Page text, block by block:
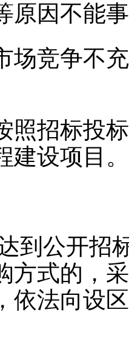
原因不能
竞争不充
招标投标
建设项目。
到公开招
方式的，
依法向设